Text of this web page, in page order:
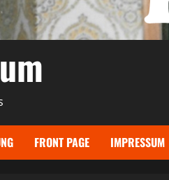
FRONT PAGE IMPRESSUM